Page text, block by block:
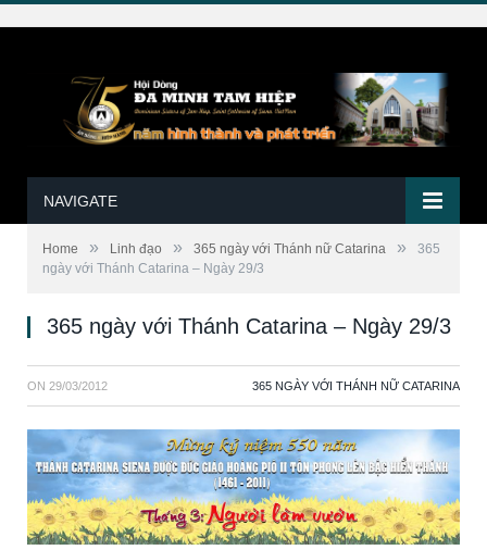
NAVIGATE
Home » Linh đạo » 365 ngày với Thánh nữ Catarina »
365
ngày với Thánh Catarina – Ngày 29/3
365 ngày với Thánh Catarina – Ngày 29/3
ON 29/03/2012 365 NGÀY VỚI THÁNH NỮ CATARINA